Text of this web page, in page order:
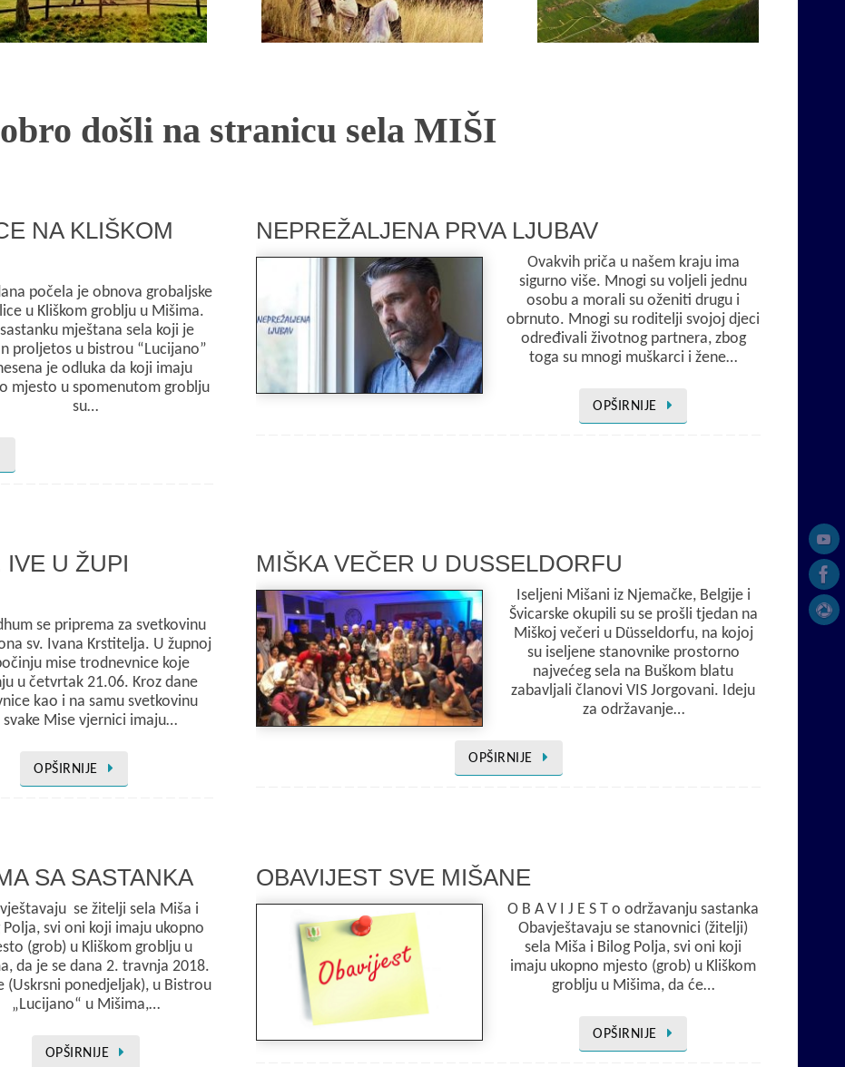
došli na stranicu sela MIŠI
NA KLIŠKOM
počela je obnova grobaljske
u Kliškom groblju u Mišima.
mještana sela koji je
proljetos u bistrou “Lucijano”
je odluka da koji imaju
mjesto u spomenutom groblju
su…
NEPREŽALJENA PRVA LJUBAV
Ovakvih priča u našem kraju ima
sigurno više. Mnogi su voljeli jednu
osobu a morali su oženiti drugu i
obrnuto. Mnogi su roditelji svojoj djeci
određivali životnog partnera, zbog
toga su mnogi muškarci i žene…
OPŠIRNIJE
IVE U ŽUPI
se priprema za svetkovinu
sv. Ivana Krstitelja. U župnoj
mise trodnevnice koje
u četvrtak 21.06. Kroz dane
kao i na samu svetkovinu
svake Mise vjernici imaju…
OPŠIRNIJE
MIŠKA VEČER U DUSSELDORFU
Iseljeni Mišani iz Njemačke, Belgije i
Švicarske okupili su se prošli tjedan na
Miškoj večeri u Düsseldorfu, na kojoj
su iseljene stanovnike prostorno
najvećeg sela na Buškom blatu
zabavljali članovi VIS Jorgovani. Ideju
za održavanje…
OPŠIRNIJE
SA SASTANKA
se žitelji sela Miša i
Polja, svi oni koji imaju ukopno
(grob) u Kliškom groblju u
da je se dana 2. travnja 2018.
(Uskrsni ponedjeljak), u Bistrou
„Lucijano“ u Mišima,…
OPŠIRNIJE
OBAVIJEST SVE MIŠANE
O B A V I J E S T o održavanju sastanka
Obavještavaju se stanovnici (žitelji)
sela Miša i Bilog Polja, svi oni koji
imaju ukopno mjesto (grob) u Kliškom
groblju u Mišima, da će…
OPŠIRNIJE